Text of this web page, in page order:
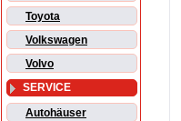
Toyota
Volkswagen
Volvo
SERVICE
Autohäuser